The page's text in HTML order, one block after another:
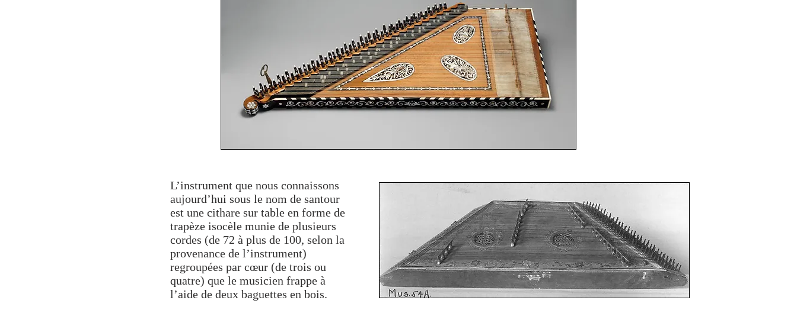
L’instrument que nous connaissons
aujourd’hui sous le nom de santour
est une cithare sur table en forme de
trapèze isocèle munie de plusieurs
cordes (de 72 à plus de 100, selon la
provenance de l’instrument)
regroupées par cœur (de trois ou
quatre) que le musicien frappe à
l’aide de deux baguettes en bois.